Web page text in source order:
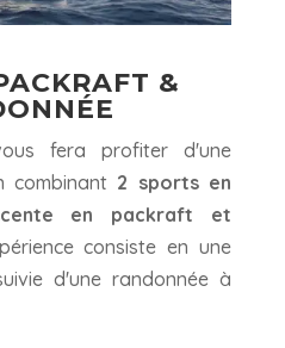
&
fera profiter d'une
combinant 2 sports en
en packraft et
consiste en une
d'une randonnée à